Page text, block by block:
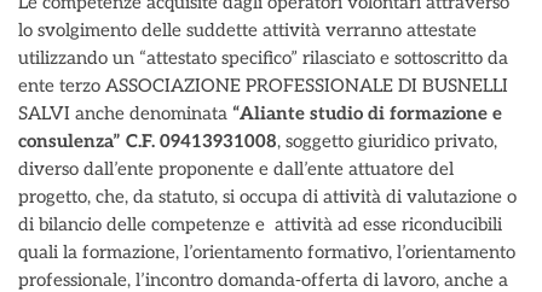
lo svolgimento delle suddette attività verranno attestate
utilizzando un “attestato specifico” rilasciato e sottoscritto da
ente terzo ASSOCIAZIONE PROFESSIONALE DI BUSNELLI
SALVI anche denominata “Aliante studio di formazione e
consulenza” C.F. 09413931008, soggetto giuridico privato,
diverso dall’ente proponente e dall’ente attuatore del
progetto, che, da statuto, si occupa di attività di valutazione o
di bilancio delle competenze e attività ad esse riconducibili
quali la formazione, l’orientamento formativo, l’orientamento
professionale, l’incontro domanda-offerta di lavoro, anche a